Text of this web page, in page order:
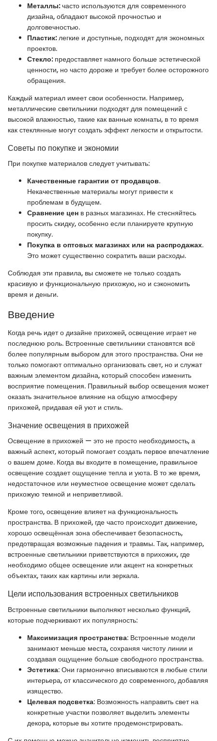
Металлы:часто используются для современного
дизайна, обладают высокой прочностью и
долговечностью.
Пластик:легкие и доступные, подходят для экономных
проектов.
Стекло:предоставляет намного больше эстетической
ценности, но часто дороже и требует более осторожного
обращения.
Каждый материал имеет свои особенности. Например,
металлические светильники подходят для помещений с
высокой влажностью, такие как ванные комнаты, в то время
как стеклянные могут создать эффект легкости и открытости.
Советы по покупке и экономии
При покупке материалов следует учитывать:
Качественные гарантии от продавцов.
Некачественные материалы могут привести к
проблемам в будущем.
Сравнение цен в разных магазинах. Не стесняйтесь
просить скидку, особенно если планируете крупную
покупку.
Покупка в оптовых магазинах или на распродажах.
Это может существенно сократить ваши расходы.
Соблюдая эти правила, вы сможете не только создать
красивую и функциональную прихожую, но и сэкономить
время и деньги.
Введение
Когда речь идет о дизайне прихожей, освещение играет не
последнюю роль. Встроенные светильники становятся всё
более популярным выбором для этого пространства. Они не
только помогают оптимально организовать свет, но и служат
важным элементом дизайна, который способен изменить
восприятие помещения. Правильный выбор освещения может
оказать значительное влияние на общую атмосферу
прихожей, придавая ей уют и стиль.
Значение освещения в прихожей
Освещение в прихожей — это не просто необходимость, а
важный аспект, который помогает создать первое впечатление
о вашем доме. Когда вы входите в помещение, правильное
освещение создает ощущение тепла и уюта. В то же время,
недостаточное или неуместное освещение может сделать
прихожую темной и неприветливой.
Кроме того, освещение влияет на функциональность
пространства. В прихожей, где часто происходит движение,
хорошо освещённая зона обеспечивает безопасность,
предотвращая возможные падения и травмы. Так, например,
встроенные светильники приветствуются в прихожих, где
необходимо общее освещение или акцент на конкретных
объектах, таких как картины или зеркала.
Цели использования встроенных светильников
Встроенные светильники выполняют несколько функций,
которые подчеркивают их популярность:
Максимизация пространства: Встроенные модели
занимают меньше места, сохраняя чистоту линии и
создавая ощущение больше свободного пространства.
Эстетика: Они гармонично вписываются в любые стили
интерьера, от классического до современного, добавляя
изящество.
Целевая подсветка: Возможность направить свет на
конкретные участки позволяет выделить элементы
декора, которые вы хотите продемонстрировать.